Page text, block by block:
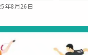
年8月26日